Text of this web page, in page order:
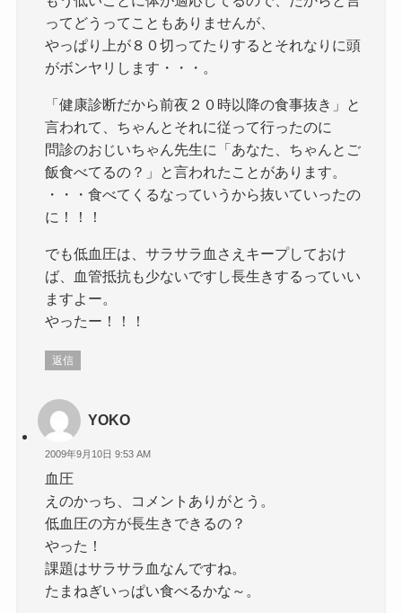
ってどうってこともありませんが、
やっぱり上が８０切ってたりするとそれなりに頭
がボンヤリします・・・。
「健康診断だから前夜２０時以降の食事抜き」と
言われて、ちゃんとそれに従って行ったのに
問診のおじいちゃん先生に「あなた、ちゃんとご
飯食べてるの？」と言われたことがあります。
・・・食べてくるなっていうから抜いていったの
に！！！
でも低血圧は、サラサラ血さえキープしておけ
ば、血管抵抗も少ないですし長生きするっていい
ますよー。
やったー！！！
返信
YOKO
2009年9月10日 9:53 AM
血圧
えのかっち、コメントありがとう。
低血圧の方が長生きできるの？
やった！
課題はサラサラ血なんですね。
たまねぎいっぱい食べるかな～。